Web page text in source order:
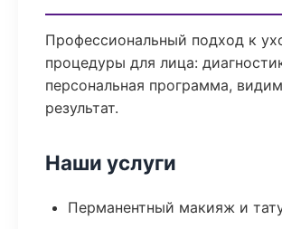
Профессиональный подход к
процедуры для лица:
персональная программа,
результат.
Наши услуги
Перманентный макияж и